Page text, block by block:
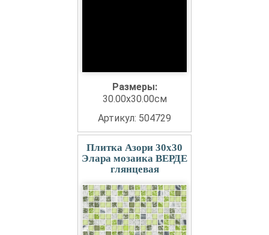
Размеры:
30.00x30.00см
Артикул: 504729
Плитка Азори 30x30
Элара мозаика ВЕРДЕ
глянцевая